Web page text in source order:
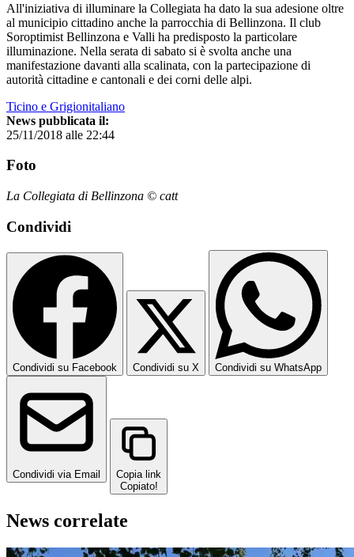
All'iniziativa di illuminare la Collegiata ha dato la sua adesione oltre
al municipio cittadino anche la parrocchia di Bellinzona. Il club
Soroptimist Bellinzona e Valli ha predisposto la particolare
illuminazione. Nella serata di sabato si è svolta anche una
manifestazione davanti alla scalinata, con la partecipazione di
autorità cittadine e cantonali e dei corni delle alpi.
Ticino e Grigionitaliano
News pubblicata il:
25/11/2018 alle 22:44
Foto
La Collegiata di Bellinzona © catt
Condividi
Condividi su Facebook Condividi su X Condividi su WhatsApp
Condividi via Email
Copia link
Copiato!
News correlate